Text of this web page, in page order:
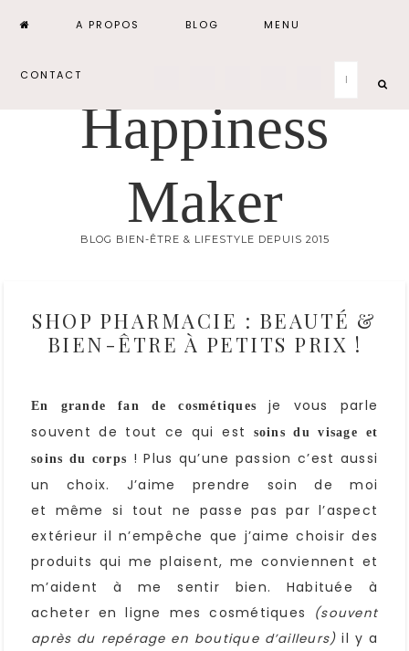
A PROPOS BLOG MENU
CONTACT
Happiness
Maker
BLOG BIEN-ÊTRE & LIFESTYLE DEPUIS 2015
SHOP PHARMACIE : BEAUTÉ &
BIEN-ÊTRE À PETITS PRIX !
En grande fan de cosmétiquesje vous parle
souvent de tout ce qui est
soins du visage et
soins du corps ! Plus qu’une passion c’est aussi
un choix. J’aime prendre soin de moi
et même si tout ne passe pas par l’aspect
extérieur il n’empêche que j’aime choisir des
produits qui me plaisent, me conviennent et
m’aident à me sentir bien. Habituée à
acheter en ligne mes cosmétiques
(souvent
après du repérage en boutique d’ailleurs) il y a